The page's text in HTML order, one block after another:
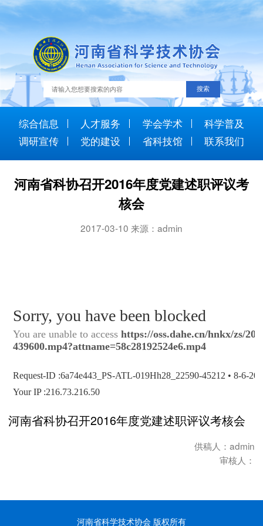
综合信息 人才服务 学会学术
科学普及
调研宣传
党的建设 省科技馆 联系我们
河南省科协召开2016年度党建述职评议考
核会
2017-03-10 来源：admin
河南省科协召开2016年度党建述职评议考核会
供稿人：admin
审核人：
河南省科学技术协会 版权所有